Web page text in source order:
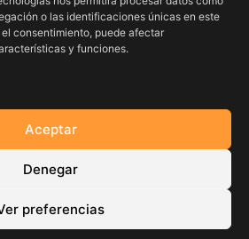
o las identificaciones únicas en este
consentimiento, puede afectar
y funciones.
Aceptar
Denegar
preferencias
CIF: B75564435 Calle Cuesta de Pinillos,